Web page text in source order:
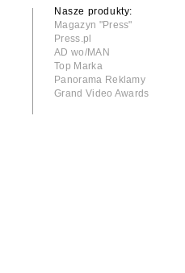
Nasze produkty:
Magazyn "Press"
Press.pl
AD wo/MAN
Top Marka
Panorama Reklamy
Grand Video Awards